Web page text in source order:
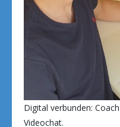
Digital verbunden:
Videochat.